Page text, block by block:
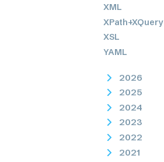
XML
XPath+XQuery
XSL
YAML
2026
2025
2024
2023
2022
2021